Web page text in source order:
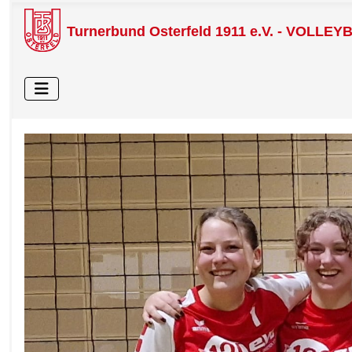
Turnerbund Osterfeld 1911 e.V. -